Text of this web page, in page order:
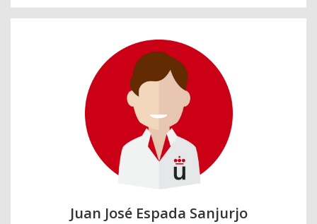
Juan José Espada Sanjurjo